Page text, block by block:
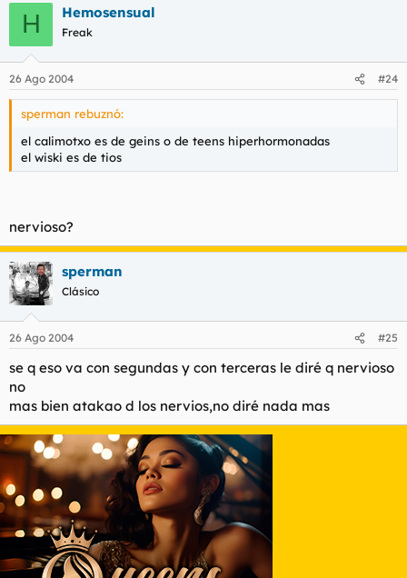
H Hemosensual
Freak
26 Ago 2004 #24
sperman rebuznó:
el calimotxo es de geins o de teens hiperhormonadas
el wiski es de tios
nervioso?
sperman
Clásico
26 Ago 2004 #25
se q eso va con segundas y con terceras le diré q nervioso
no
mas bien atakao d los nervios,no diré nada mas